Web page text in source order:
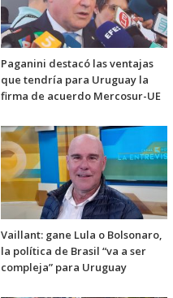
Paganini destacó las ventajas
que tendría para Uruguay la
firma de acuerdo Mercosur-UE
Vaillant: gane Lula o Bolsonaro,
la política de Brasil “va a ser
compleja” para Uruguay